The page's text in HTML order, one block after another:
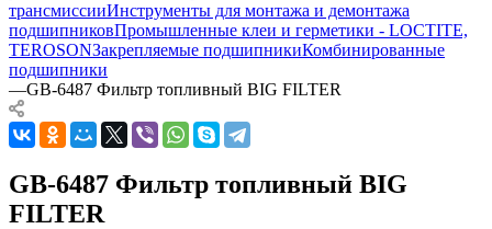
трансмиссииИнструменты для монтажа и демонтажа
подшипниковПромышленные клеи и герметики - LOCTITE,
TEROSONЗакрепляемые подшипникиКомбинированные
подшипники
—GB-6487 Фильтр топливный BIG FILTER
GB-6487 Фильтр топливный BIG
FILTER